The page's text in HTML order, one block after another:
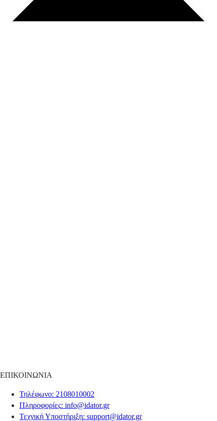
ΕΠΙΚΟΙΝΩΝΙΑ
Τηλέφωνο: 2108010002
Πληροφορίες: info@idator.gr
Τεχνική Υποστήριξη: support@idator.gr